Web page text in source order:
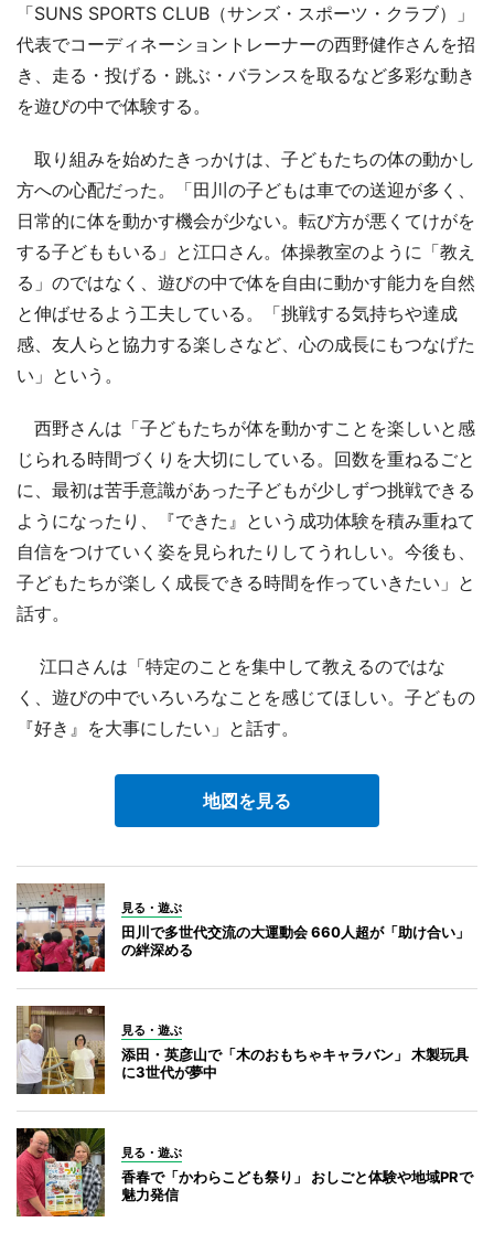
「SUNS SPORTS CLUB（サンズ・スポーツ・クラブ）」
代表でコーディネーショントレーナーの西野健作さんを招
き、走る・投げる・跳ぶ・バランスを取るなど多彩な動き
を遊びの中で体験する。
取り組みを始めたきっかけは、子どもたちの体の動かし
方への心配だった。「田川の子どもは車での送迎が多く、
日常的に体を動かす機会が少ない。転び方が悪くてけがを
する子どももいる」と江口さん。体操教室のように「教え
る」のではなく、遊びの中で体を自由に動かす能力を自然
と伸ばせるよう工夫している。「挑戦する気持ちや達成
感、友人らと協力する楽しさなど、心の成長にもつなげた
い」という。
西野さんは「子どもたちが体を動かすことを楽しいと感
じられる時間づくりを大切にしている。回数を重ねるごと
に、最初は苦手意識があった子どもが少しずつ挑戦できる
ようになったり、『できた』という成功体験を積み重ねて
自信をつけていく姿を見られたりしてうれしい。今後も、
子どもたちが楽しく成長できる時間を作っていきたい」と
話す。
江口さんは「特定のことを集中して教えるのではな
く、遊びの中でいろいろなことを感じてほしい。子どもの
『好き』を大事にしたい」と話す。
地図を見る
見る・遊ぶ
田川で多世代交流の大運動会 660人超が「助け合い」
の絆深める
見る・遊ぶ
添田・英彦山で「木のおもちゃキャラバン」 木製玩具
に3世代が夢中
見る・遊ぶ
香春で「かわらこども祭り」 おしごと体験や地域PRで
魅力発信